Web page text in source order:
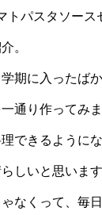
。
期に入ったばか
通り作ってみ
できるように
しいと思います
なくって、毎